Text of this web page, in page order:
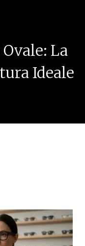
La
Ideale